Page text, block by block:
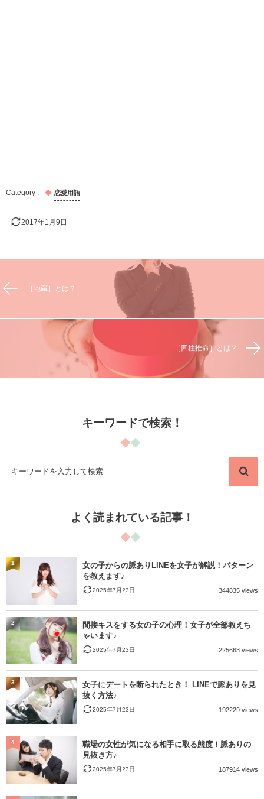
恋愛用語
2017年1月9日
［地蔵］とは？
［四柱推命］とは？
キーワードで検索！
よく読まれている記事！
女の子からの脈ありLINEを女子が解説！パターン
を教えます♪
2025年7月23日 344835 views
1
間接キスをする女の子の心理！女子が全部教えち
ゃいます♪
2025年7月23日 225663 views
2
女子にデートを断られたとき！ LINEで脈ありを見
抜く方法♪
2025年7月23日 192229 views
3
職場の女性が気になる相手に取る態度！脈ありの
見抜き方♪
2025年7月23日 187914 views
4